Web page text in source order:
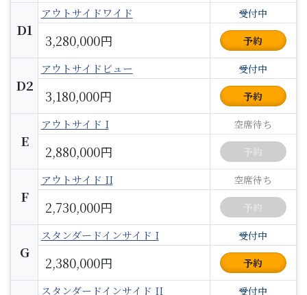
D1
アウトサイドワイド 受付中
3,280,000円 予約
D2
アウトサイドビュー 受付中
3,180,000円 予約
E
アウトサイド I 空席待ち
2,880,000円
F
アウトサイド II 空席待ち
2,730,000円
G
スタンダードインサイド I 受付中
2,380,000円 予約
スタンダードインサイド II 受付中